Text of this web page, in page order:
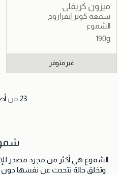
ميزون كريفلي
شمعة كوير إنفراروج
الشموع
190g
غير متوفر
23 من
الشموع هي أكثر من مجرد مصدر
وتخلق حالة تتحدث عن نفسها دون